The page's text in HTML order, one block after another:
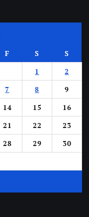
F S
S
1
2
7 8
9
14 15
16
21 22
23
28 29
30